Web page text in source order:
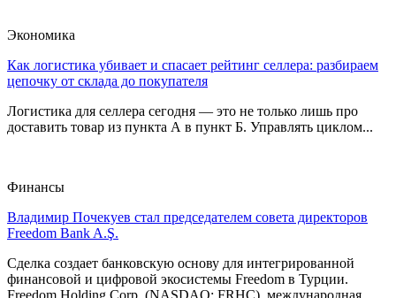
Экономика
Как логистика убивает и спасает рейтинг селлера: разбираем
цепочку от склада до покупателя
Логистика для селлера сегодня — это не только лишь про
доставить товар из пункта А в пункт Б. Управлять циклом...
Финансы
Владимир Почекуев стал председателем совета директоров
Freedom Bank A.Ş.
Сделка создает банковскую основу для интегрированной
финансовой и цифровой экосистемы Freedom в Турции.